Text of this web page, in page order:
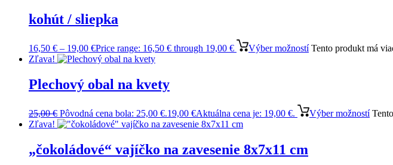
kohút / sliepka
16,50 € – 19,00 €Price range: 16,50 € through 19,00 € Výber možností Tento produkt má
Zľava!
Plechový obal na kvety
25,00€ Pôvodná cena bola: 25,00 €.19,00 €Aktuálna cena je: 19,00 €. Výber možností
Zľava!
„čokoládové“ vajíčko na zavesenie 8x7x11 cm